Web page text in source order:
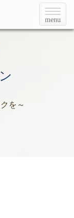
T
o
g
menu
を～